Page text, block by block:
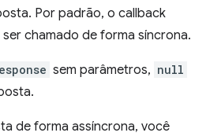
Por padrão, o callback
chamado de forma síncrona.
sem parâmetros, null
de forma assíncrona, você